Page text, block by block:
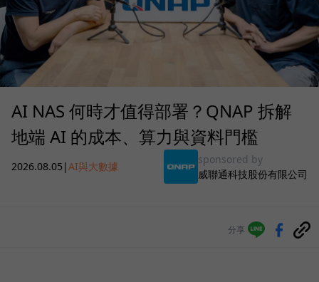
AI NAS 何時才值得部署？QNAP 拆解
地端 AI 的成本、算力與資料門檻
2026.08.05 |AI與大數據
sponsored by
威聯通科技股份有限公司
分享